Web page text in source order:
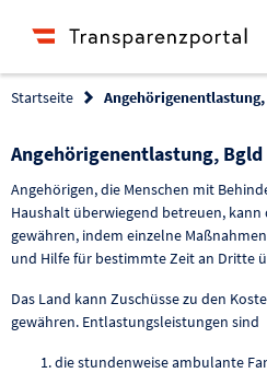
Startseite Angehörigenentlastung,
Angehörigenentlastung, Bgld
Angehörigen, die Menschen mit
Haushalt überwiegend betreuen,
gewähren, indem einzelne
und Hilfe für bestimmte Zeit an Dritte
Das Land kann Zuschüsse zu den
gewähren. Entlastungsleistungen sind
die stundenweise ambulante